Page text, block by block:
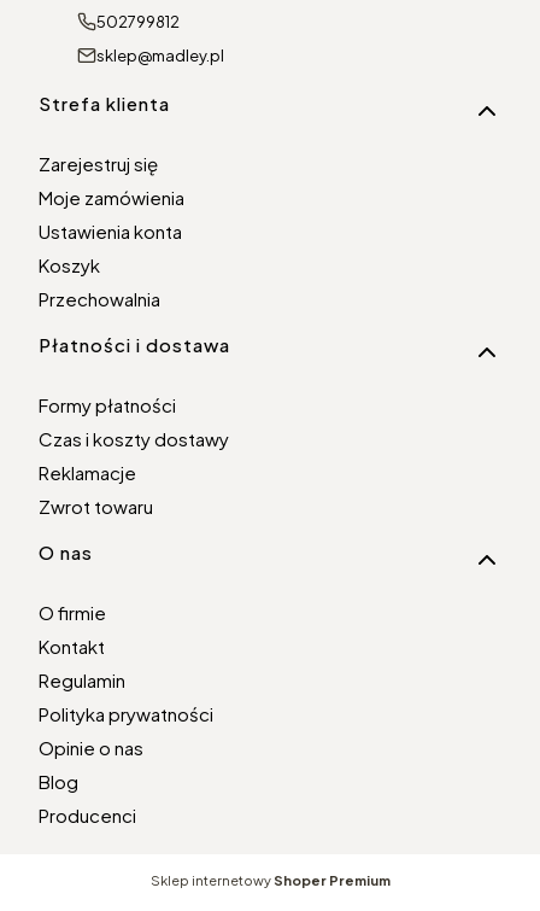
502799812
sklep@madley.pl
Linki w stopce
Strefa klienta
Zarejestruj się
Moje zamówienia
Ustawienia konta
Koszyk
Przechowalnia
Płatności i dostawa
Formy płatności
Czas i koszty dostawy
Reklamacje
Zwrot towaru
O nas
O firmie
Kontakt
Regulamin
Polityka prywatności
Opinie o nas
Blog
Producenci
Sklep internetowy Shoper Premium